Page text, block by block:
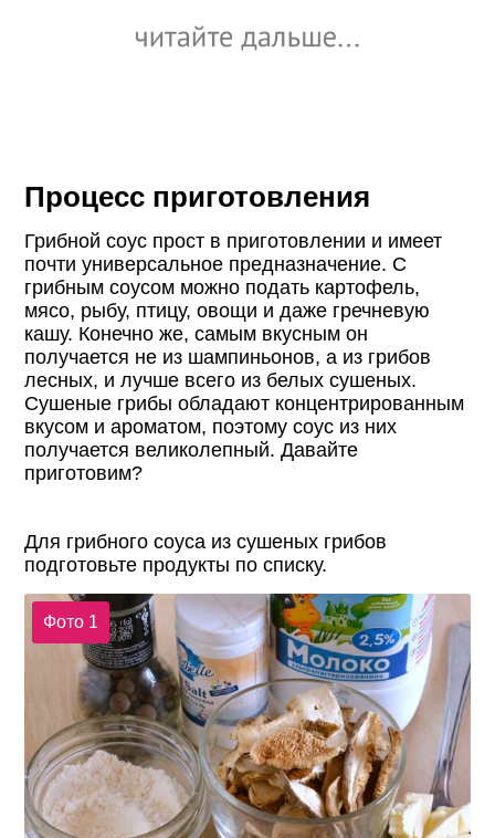
Процесс приготовления
Грибной соус прост в приготовлении и имеет
почти универсальное предназначение. С
грибным соусом можно подать картофель,
мясо, рыбу, птицу, овощи и даже гречневую
кашу. Конечно же, самым вкусным он
получается не из шампиньонов, а из грибов
лесных, и лучше всего из белых сушеных.
Сушеные грибы обладают концентрированным
вкусом и ароматом, поэтому соус из них
получается великолепный. Давайте
приготовим?
Для грибного соуса из сушеных грибов
подготовьте продукты по списку.
Фото 1